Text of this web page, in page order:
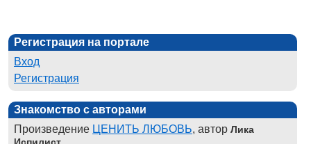
Регистрация на портале
Вход
Регистрация
Знакомство с авторами
Произведение ЦЕНИТЬ ЛЮБОВЬ, автор Лика